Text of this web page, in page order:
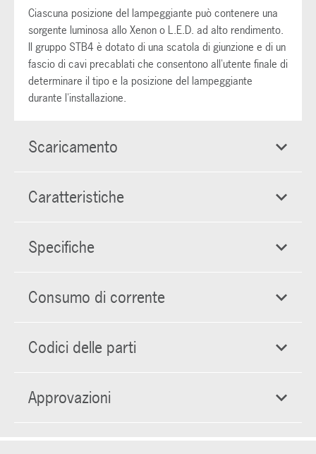
Ciascuna posizione del lampeggiante può contenere una
sorgente luminosa allo Xenon o L.E.D. ad alto rendimento.
Il gruppo STB4 è dotato di una scatola di giunzione e di un
fascio di cavi precablati che consentono all'utente finale di
determinare il tipo e la posizione del lampeggiante
durante l'installazione.
Scaricamento
Caratteristiche
Specifiche
Consumo di corrente
Codici delle parti
Approvazioni